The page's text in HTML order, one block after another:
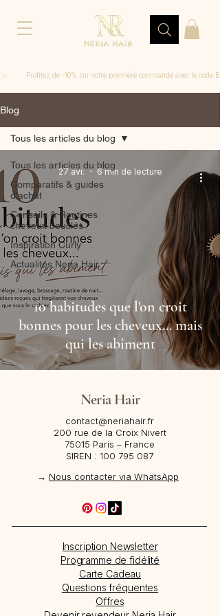
✨         Profitez de -10% sur votre première commande avec le code
Blog
Tous les articles du blog
Comparatifs & guides
d'achat
Conseils & Routines
cheveux bouclés
Inspiration Curly
Actualités Neria Hair
Tous les articles du blog
10 habitudes que l'on croit
bonnes pour les cheveux... mais
qui les abîment
27 avr. 6 min de lecture
Neria Hair
contact@neriahair.fr
200 rue de la Croix Nivert
75015 Paris – France​
SIREN : 100 795 087
→ Nous contacter via WhatsApp
Inscription Newsletter
Programme de fidélité
Carte Cadeau
Questions fréquentes
Offres